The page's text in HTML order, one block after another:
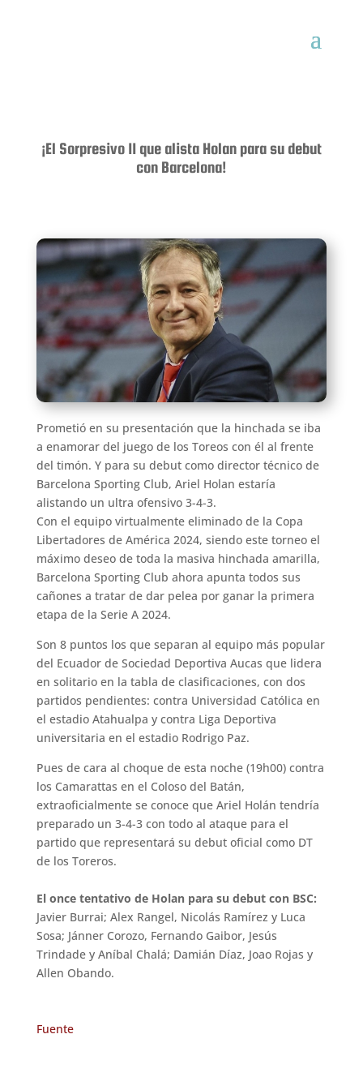
¡El Sorpresivo 11 que alista Holan para su debut
con Barcelona!
Prometió en su presentación que la hinchada se iba
a enamorar del juego de los Toreos con él al frente
del timón. Y para su debut como director técnico de
Barcelona Sporting Club, Ariel Holan estaría
alistando un ultra ofensivo 3-4-3.
Con el equipo virtualmente eliminado de la Copa
Libertadores de América 2024, siendo este torneo el
máximo deseo de toda la masiva hinchada amarilla,
Barcelona Sporting Club ahora apunta todos sus
cañones a tratar de dar pelea por ganar la primera
etapa de la Serie A 2024.
Son 8 puntos los que separan al equipo más popular
del Ecuador de Sociedad Deportiva Aucas que lidera
en solitario en la tabla de clasificaciones, con dos
partidos pendientes: contra Universidad Católica en
el estadio Atahualpa y contra Liga Deportiva
universitaria en el estadio Rodrigo Paz.
Pues de cara al choque de esta noche (19h00) contra
los Camarattas en el Coloso del Batán,
extraoficialmente se conoce que Ariel Holán tendría
preparado un 3-4-3 con todo al ataque para el
partido que representará su debut oficial como DT
de los Toreros.
El once tentativo de Holan para su debut con BSC:
Javier Burrai; Alex Rangel, Nicolás Ramírez y Luca
Sosa; Jánner Corozo, Fernando Gaibor, Jesús
Trindade y Aníbal Chalá; Damián Díaz, Joao Rojas y
Allen Obando.
Fuente